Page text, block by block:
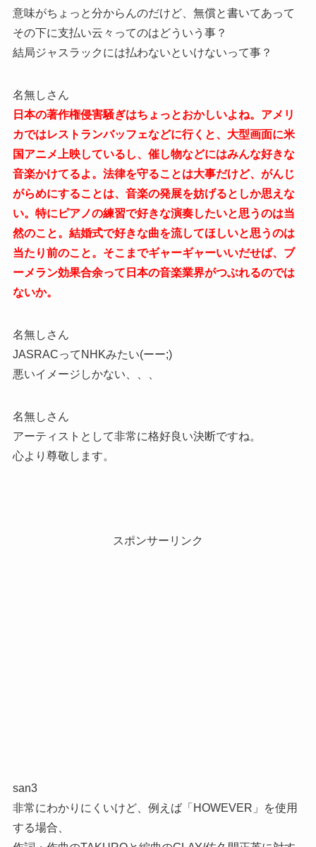
意味がちょっと分からんのだけど、無償と書いてあって
その下に支払い云々ってのはどういう事？
結局ジャスラックには払わないといけないって事？
名無しさん
日本の著作権侵害騒ぎはちょっとおかしいよね。アメリ
カではレストランバッフェなどに行くと、大型画面に米
国アニメ上映しているし、催し物などにはみんな好きな
音楽かけてるよ。法律を守ることは大事だけど、がんじ
がらめにすることは、音楽の発展を妨げるとしか思えな
い。特にピアノの練習で好きな演奏したいと思うのは当
然のこと。結婚式で好きな曲を流してほしいと思うのは
当たり前のこと。そこまでギャーギャーいいだせば、ブ
ーメラン効果合余って日本の音楽業界がつぶれるのでは
ないか。
名無しさん
JASRACってNHKみたい(ーー;)
悪いイメージしかない、、、
名無しさん
アーティストとして非常に格好良い決断ですね。
心より尊敬します。
スポンサーリンク
san3
非常にわかりにくいけど、例えば「HOWEVER」を使用
する場合、